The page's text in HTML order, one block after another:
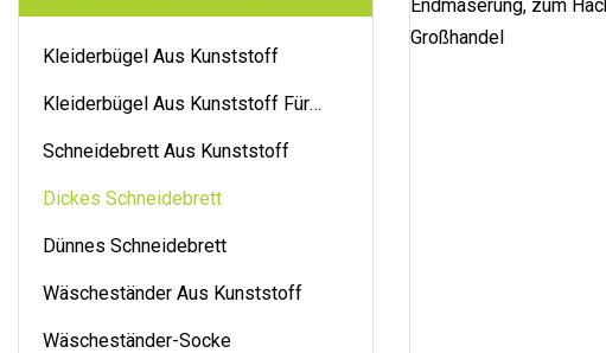
Kleiderbügel Aus Kunststoff
Kleiderbügel Aus Kunststoff Für
Schneidebrett Aus Kunststoff
Dickes Schneidebrett
Dünnes Schneidebrett
Wäscheständer Aus Kunststoff
Wäscheständer-Socke